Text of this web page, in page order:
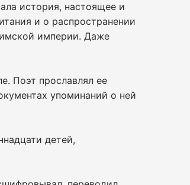
история, настоящее и
и о распространении
империи. Даже
Поэт прославлял ее
упоминаний о ней
детей,